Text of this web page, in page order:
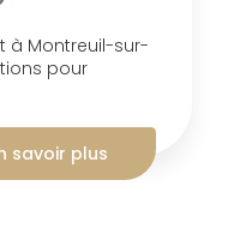
à Montreuil-sur-
pour
savoir plus